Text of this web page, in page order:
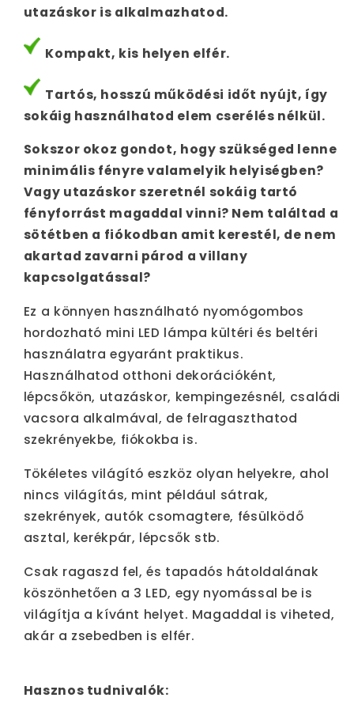
utazáskor is alkalmazhatod.
Kompakt, kis helyen elfér.
Tartós, hosszú működési időt nyújt, így
sokáig használhatod elem cserélés nélkül.
Sokszor okoz gondot, hogy szükséged lenne
minimális fényre valamelyik helyiségben?
Vagy utazáskor szeretnél sokáig tartó
fényforrást magaddal vinni? Nem találtad a
sötétben a fiókodban amit kerestél, de nem
akartad zavarni párod a villany
kapcsolgatással?
Ez a könnyen használható nyomógombos
hordozható mini LED lámpa kültéri és beltéri
használatra egyaránt praktikus.
Használhatod otthoni dekorációként,
lépcsőkön, utazáskor, kempingezésnél, családi
vacsora alkalmával, de felragaszthatod
szekrényekbe, fiókokba is.
Tökéletes világító eszköz olyan helyekre, ahol
nincs világítás, mint például sátrak,
szekrények, autók csomagtere, fésülködő
asztal, kerékpár, lépcsők stb.
Csak ragaszd fel, és tapadós hátoldalának
köszönhetően a 3 LED, egy nyomással be is
világítja a kívánt helyet. Magaddal is viheted,
akár a zsebedben is elfér.
Hasznos tudnivalók: